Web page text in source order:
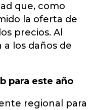
que, como
la oferta de
precios. Al
los daños de
para este año
regional para